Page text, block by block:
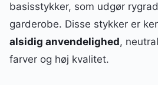
basisstykker, som udgør
garderobe. Disse stykker er
alsidig anvendelighed,
farver og høj kvalitet.